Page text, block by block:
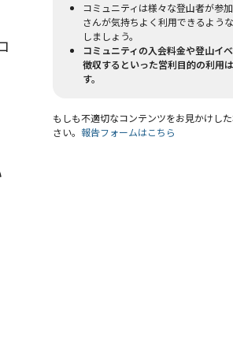
コミュニティは様々な登山者が参
さんが気持ちよく利用できるよう
しましょう。
コミュニティの入会料金や登山イ
徴収するといった営利目的の利用
す。
もしも不適切なコンテンツをお見かけし
さい。 報告フォームはこちら